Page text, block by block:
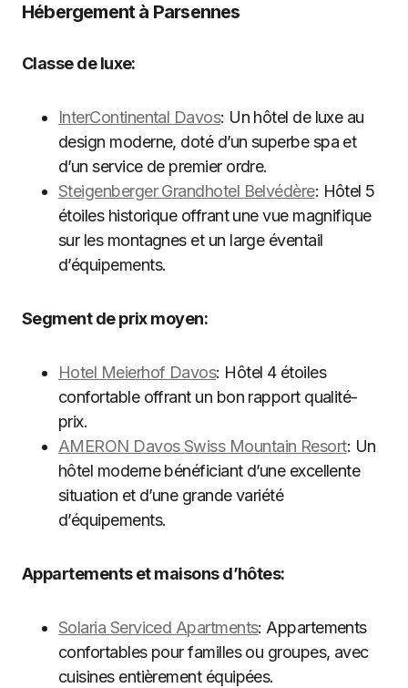
Hébergement à Parsennes
Classe de luxe:
InterContinental Davos: Un hôtel de luxe au
design moderne, doté d’un superbe spa et
d’un service de premier ordre.
Steigenberger Grandhotel Belvédère: Hôtel 5
étoiles historique offrant une vue magnifique
sur les montagnes et un large éventail
d’équipements.
Segment de prix moyen:
Hotel Meierhof Davos: Hôtel 4 étoiles
confortable offrant un bon rapport qualité-
prix.
AMERON Davos Swiss Mountain Resort: Un
hôtel moderne bénéficiant d’une excellente
situation et d’une grande variété
d’équipements.
Appartements et maisons d’hôtes:
Solaria Serviced Apartments: Appartements
confortables pour familles ou groupes, avec
cuisines entièrement équipées.